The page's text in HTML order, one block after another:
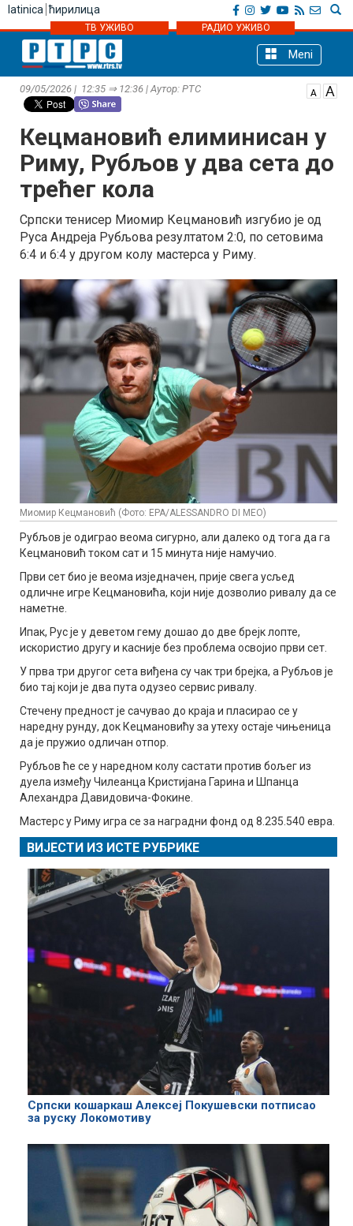
latinica ћирилица
ТВ УЖИВО РАДИО УЖИВО
Meni
09/05/2026 | 12:35 ⇒ 12:36 | Аутор: РТС
Кецмановић елиминисан у
Риму, Рубљов у два сета до
трећег кола
Српски тенисер Миомир Кецмановић изгубио је од
Руса Андреја Рубљова резултатом 2:0, по сетовима
6:4 и 6:4 у другом колу мастерса у Риму.
Миомир Кецмановић (Фото: EPA/ALESSANDRO DI MEO)
Рубљов је одиграо веома сигурно, али далеко од тога да га
Кецмановић током сат и 15 минута није намучио.
Први сет био је веома изједначен, прије свега усљед
одличне игре Кецмановића, који није дозволио ривалу да се
наметне.
Ипак, Рус је у деветом гему дошао до две брејк лопте,
искористио другу и касније без проблема освојио први сет.
У прва три другог сета виђена су чак три брејка, а Рубљов је
био тај који је два пута одузео сервис ривалу.
Стечену предност је сачувао до краја и пласирао се у
наредну рунду, док Кецмановићу за утеху остаје чињеница
да је пружио одличан отпор.
Рубљов ће се у наредном колу састати против бољег из
дуела између Чилеанца Кристијана Гарина и Шпанца
Алехандра Давидовича-Фокине.
Мастерс у Риму игра се за наградни фонд од 8.235.540 евра.
ВИЈЕСТИ ИЗ ИСТЕ РУБРИКЕ
Српски кошаркаш Алексеј Покушевски потписао
за руску Локомотиву